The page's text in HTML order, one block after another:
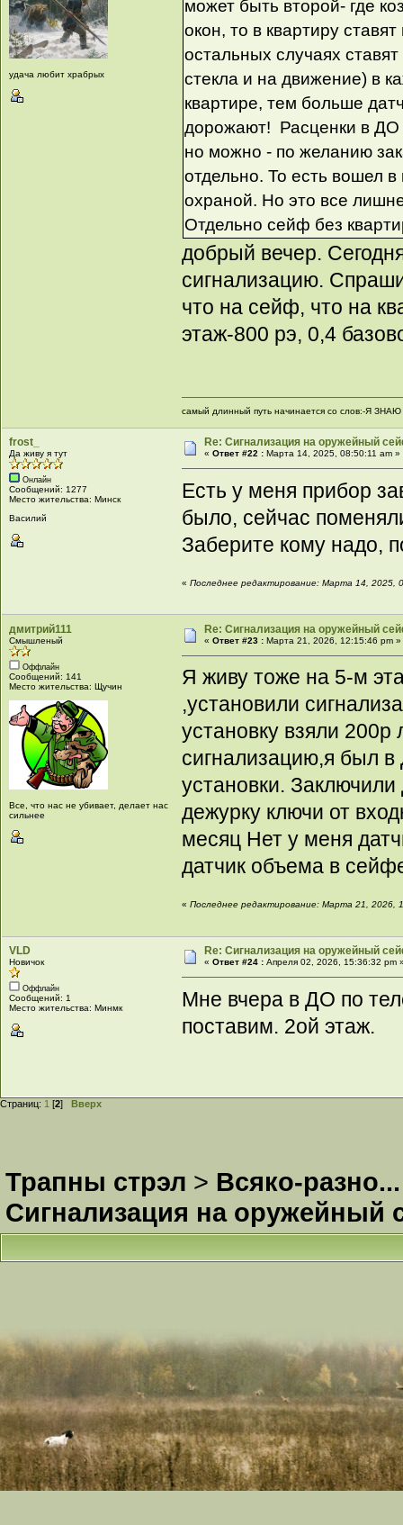
удача любит храбрых
может быть второй- где
окон, то в квартиру
остальных случаях
стекла и на движение) в
квартире, тем больше
дорожают! Расценки в ДО
но можно - по желанию
отдельно. То есть вошел
охраной. Но это все
Отдельно сейф без
добрый вечер.
сигнализацию.
что на сейф, что на
этаж-800 рэ, 0,4
самый длинный путь начинается со слов:-Я
frost_
Да живу я тут
Онлайн
Сообщений: 1277
Место жительства: Минск
Василий
Re: Сигнализация на оружейный
«Ответ #22 : Марта 14, 2025, 08:50:11 am »
Есть у меня прибор
было, сейчас
Заберите кому надо,
«Последнее редактирование: Марта 14, 2025,
дмитрий111
Смышленый
Оффлайн
Сообщений: 141
Место жительства: Щучин
Все, что нас не убивает, делает нас
сильнее
Re: Сигнализация на оружейный
«Ответ #23 : Марта 21, 2026, 12:15:46 pm »
Я живу тоже на 5-м
,установили
установку взяли 200р
сигнализацию,я был
установки.
дежурку ключи от
месяц Нет у меня
датчик объема в
«Последнее редактирование: Марта 21, 2026,
VLD
Новичок
Оффлайн
Сообщений: 1
Место жительства: Минмк
Re: Сигнализация на оружейный
«Ответ #24 : Апреля 02, 2026, 15:36:32 pm
Мне вчера в ДО по
поставим. 2ой этаж.
Страниц: 1 [2] Вверх
Трапны стрэл > Всяко-разно...
Сигнализация на оружейный